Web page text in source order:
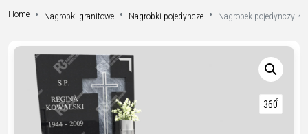
Home Nagrobki granitowe Nagrobki pojedyncze Nagrobek pojedynczy K